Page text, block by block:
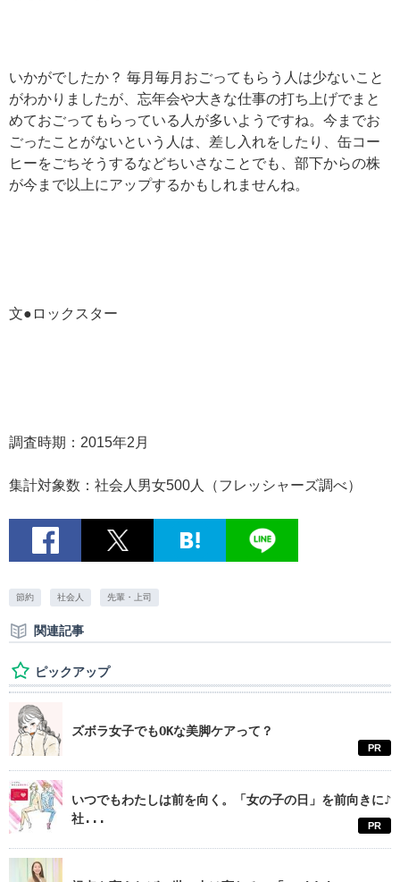
いかがでしたか？ 毎月毎月おごってもらう人は少ないこと
がわかりましたが、忘年会や大きな仕事の打ち上げでまと
めておごってもらっている人が多いようですね。今までお
ごったことがないという人は、差し入れをしたり、缶コー
ヒーをごちそうするなどちいさなことでも、部下からの株
が今まで以上にアップするかもしれませんね。
文●ロックスター
調査時期：2015年2月
集計対象数：社会人男女500人（フレッシャーズ調べ）
節約 社会人 先輩・上司
関連記事
ピックアップ
ズボラ女子でもOKな美脚ケアって？
PR
いつでもわたしは前を向く。「女の子の日」を前向きに♪
社...
PR